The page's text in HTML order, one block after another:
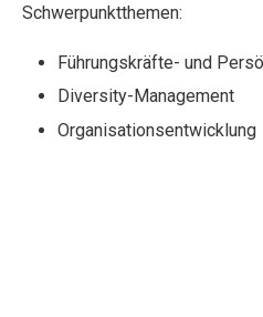
Schwerpunktthemen:
Führungskräfte- und
Diversity-Management
Organisationsentwicklung